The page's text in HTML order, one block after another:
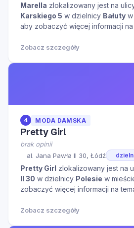
Marella zlokalizowany jest na
Karskiego 5 w dzielnicy Bałuty
aby zobaczyć więcej informacji
Zobacz szczegóły
4 MODA DAMSKA
Pretty Girl
brak opinii
al. Jana Pawła II 30, Łódź
Pretty Girl zlokalizowany jest na
II 30 w dzielnicy Polesie w
zobaczyć więcej informacji na
Zobacz szczegóły